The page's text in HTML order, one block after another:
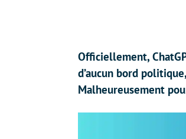
Officiellement,
d’aucun bord
Malheureusement